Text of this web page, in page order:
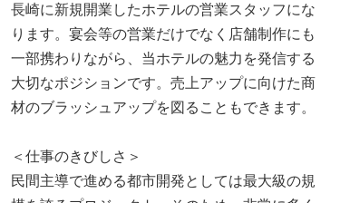
長崎に新規開業したホテルの営業スタッフにな
ります。宴会等の営業だけでなく店舗制作にも
一部携わりながら、当ホテルの魅力を発信する
大切なポジションです。売上アップに向けた商
材のブラッシュアップを図ることもできます。
＜仕事のきびしさ＞
民間主導で進める都市開発としては最大級の規